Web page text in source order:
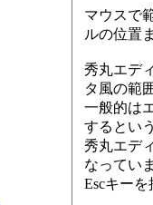
マウスで
ルの位置
秀丸エデ
タ風の範
一般的は
するとい
秀丸エデ
なってい
Escキー